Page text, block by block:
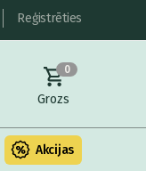
Reģistrēties
0
Grozs
Fasādes
Akcijas